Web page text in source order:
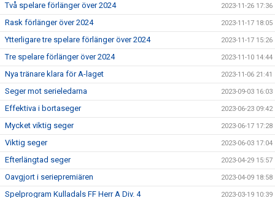
Två spelare förlänger över 2024 2023-11-26 17:36
Rask förlänger över 2024 2023-11-17 18:05
Ytterligare tre spelare förlänger över 2024 2023-11-17 15:26
Tre spelare förlänger över 2024 2023-11-10 14:44
Nya tränare klara för A-laget 2023-11-06 21:41
Seger mot serieledarna 2023-09-03 16:03
Effektiva i bortaseger 2023-06-23 09:42
Mycket viktig seger 2023-06-17 17:28
Viktig seger 2023-06-03 17:04
Efterlängtad seger 2023-04-29 15:57
Oavgjort i seriepremiären 2023-04-09 18:58
Spelprogram Kulladals FF Herr A Div. 4 2023-03-19 10:39